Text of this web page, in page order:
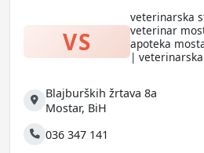
VS
veterinarska
veterinar
apoteka
|
veterinarska
Adresa
Blajburških žrtava 8a
Mostar, BiH
Telefon036 347 141